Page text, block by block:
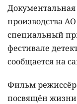
производства
специальный
фестивале
сообщается на
Фильм
посвящён